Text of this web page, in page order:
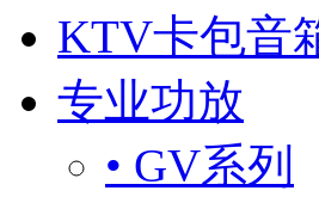
KTV卡包音
专业功放
• GV系列